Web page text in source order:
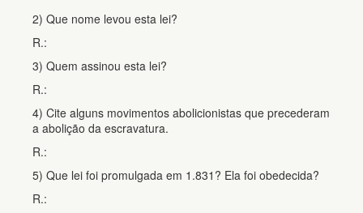
2) Que nome levou esta lei?
R.:
3) Quem assinou esta lei?
R.:
4) Cite alguns movimentos abolicionistas que precederam
a abolição da escravatura.
R.:
5) Que lei foi promulgada em 1.831? Ela foi obedecida?
R.: